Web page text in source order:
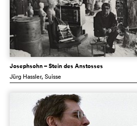
Josephsohn – Stein des Anstosses
Jürg Hassler, Suisse